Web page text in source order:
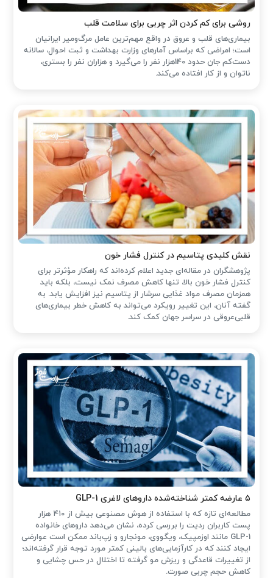
روشی برای کم کردن اثر چربی برای سلامت قلب
بیماری‌های قلب و عروق در واقع مهم‌ترین عامل مرگ‌ومیر ایرانیان
است؛ امراضی که براساس آمارهای وزارت بهداشت و ثبت احوال، سالانه
دست‌کم جان حدود 140هزار نفر را می‌گیرد و هزاران نفر را بستری،
ناتوان و از کار افتاده می‌کند.
نقش کلیدی پتاسیم در کنترل فشار خون
پژوهشگران در مقاله‌ای جدید اعلام کرده‌اند که راهکار مؤثرتر برای
کنترل فشار خون بالا، تنها کاهش مصرف نمک نیست، بلکه باید
همزمان مصرف مواد غذایی سرشار از پتاسیم نیز افزایش یابد. به
گفته آنان، این تغییر رویکرد می‌تواند به کاهش خطر بیماری‌های
قلبی‌عروقی در سراسر جهان کمک کند.
۵ عارضه کمتر شناخته‌شده داروهای لاغری GLP-1
مطالعه‌ای تازه که با استفاده از هوش مصنوعی بیش از ۴۱۰ هزار
پست کاربران ردیت را بررسی کرده، نشان می‌دهد داروهای خانواده
GLP-1 مانند اوزمپیک، ویگووی، مونجارو و زپ‌باند ممکن است عوارضی
ایجاد کنند که در کارآزمایی‌های بالینی کمتر مورد توجه قرار گرفته‌اند؛
از تغییرات قاعدگی و ریزش مو گرفته تا اختلال در حس چشایی و
کاهش حجم چربی صورت.